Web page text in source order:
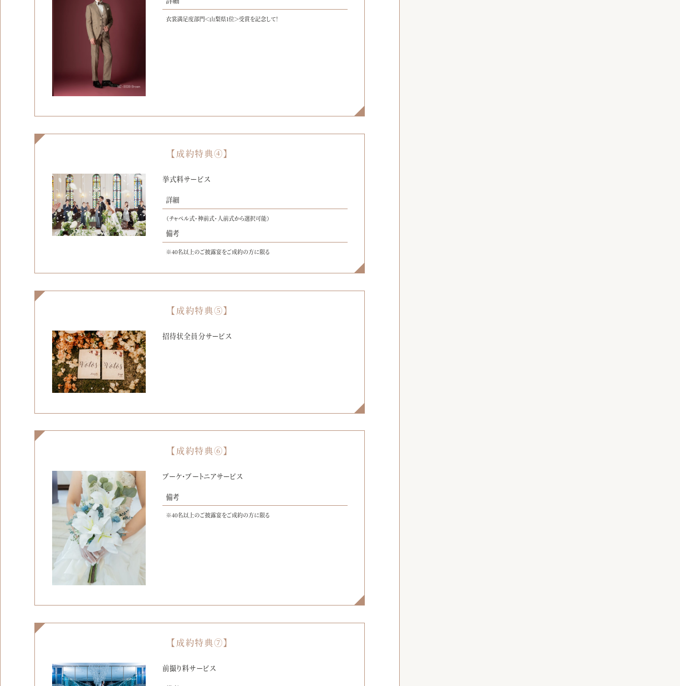
衣裳満足度部門＜山梨県1位＞受賞を記念して！
【成約特典④】
挙式料サービス
詳細
（チャペル式・神前式・人前式から選択可能）
備考
※40名以上のご披露宴をご成約の方に限る
【成約特典⑤】
招待状全員分サービス
【成約特典⑥】
ブーケ・ブートニアサービス
備考
※40名以上のご披露宴をご成約の方に限る
【成約特典⑦】
前撮り料サービス